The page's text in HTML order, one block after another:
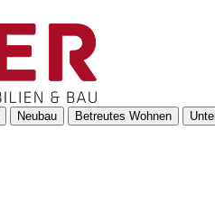
Neubau Betreutes Wohnen